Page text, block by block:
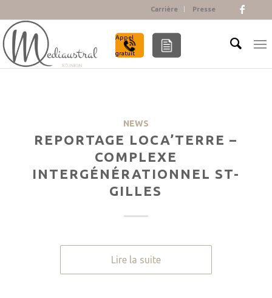
Carrière Presse
Appel
gratuit
NEWS
REPORTAGE LOCA’TERRE –
COMPLEXE
INTERGÉNÉRATIONNEL ST-
GILLES
Lire la suite